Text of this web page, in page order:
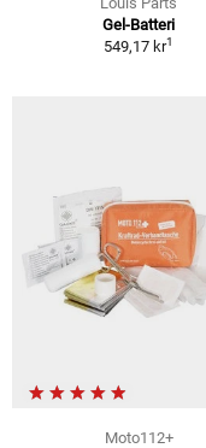
Gel-Batteri
549,17 kr1
Moto112+